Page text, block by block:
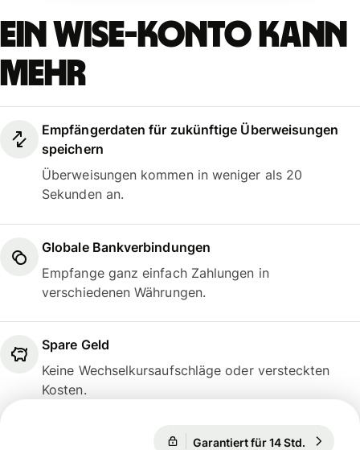
Ein Wise-Konto kann
mehr
Empfängerdaten für zukünftige Überweisungen
speichern
Überweisungen kommen in weniger als 20
Sekunden an.
Globale Bankverbindungen
Empfange ganz einfach Zahlungen in
verschiedenen Währungen.
Spare Geld
Keine Wechselkursaufschläge oder versteckten
Kosten.
Garantiert für 14 Std.